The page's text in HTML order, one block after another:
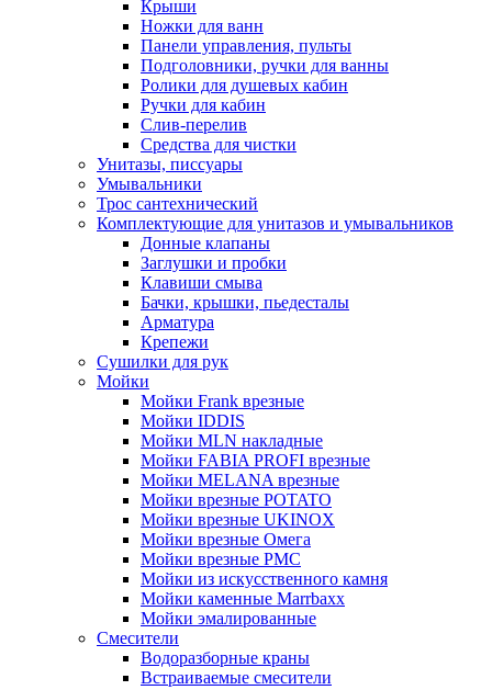
Крыши
Ножки для ванн
Панели управления, пульты
Подголовники, ручки для ванны
Ролики для душевых кабин
Ручки для кабин
Слив-перелив
Средства для чистки
Унитазы, писсуары
Умывальники
Трос сантехнический
Комплектующие для унитазов и умывальников
Донные клапаны
Заглушки и пробки
Клавиши смыва
Бачки, крышки, пьедесталы
Арматура
Крепежи
Сушилки для рук
Мойки
Мойки Frank врезные
Мойки IDDIS
Мойки MLN накладные
Мойки FABIA PROFI врезные
Мойки MELANA врезные
Мойки врезные POTATO
Мойки врезные UKINOX
Мойки врезные Омега
Мойки врезные РМС
Мойки из искусственного камня
Мойки каменные Marrbaxx
Мойки эмалированные
Смесители
Водоразборные краны
Встраиваемые смесители